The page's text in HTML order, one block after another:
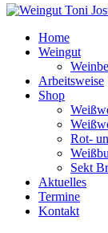
Home
Weingut
Arbeitsweise
Shop
Rot-
Sekt
Aktuelles
Termine
Kontakt